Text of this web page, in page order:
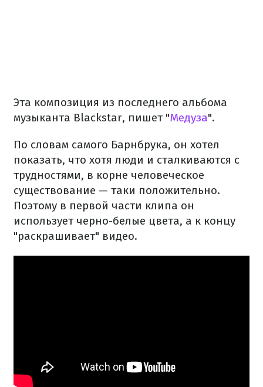
Эта композиция из последнего альбома
музыканта Blackstar, пишет "Медуза".
По словам самого Барнбрука, он хотел
показать, что хотя люди и сталкиваются с
трудностями, в корне человеческое
существование — таки положительно.
Поэтому в первой части клипа он
использует черно-белые цвета, а к концу
"раскрашивает" видео.